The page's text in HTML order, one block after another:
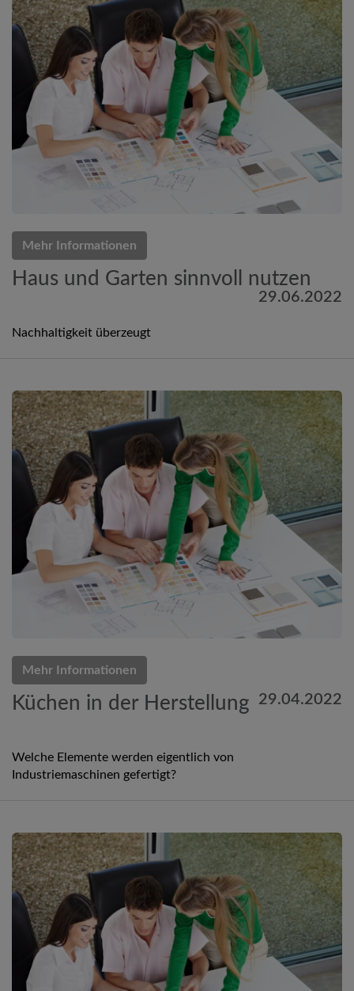
Mehr Informationen
Haus und Garten sinnvoll nutzen
29.06.2022
Nachhaltigkeit überzeugt
Mehr Informationen
Küchen in der Herstellung 29.04.2022
Welche Elemente werden eigentlich von
Industriemaschinen gefertigt?